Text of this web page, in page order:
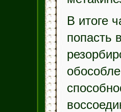
В итоге
попасть